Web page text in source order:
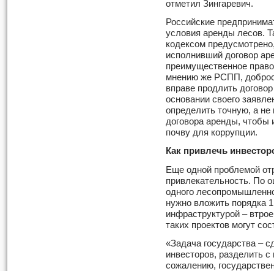
отметил Зингаревич.
Российские
условия аренды лесов.
кодексом
исполнивший договор
преимущественное
мнению же РСПП,
вправе продлить
основании своего
определить точную, а
договора аренды, чтобы
почву для коррупции.
Как привлечь
Еще одной проблемой
привлекательность. По
одного
нужно вложить порядка
инфраструктурой –
таких проектов могут
«Задача государства –
инвесторов, разделить
сожалению,